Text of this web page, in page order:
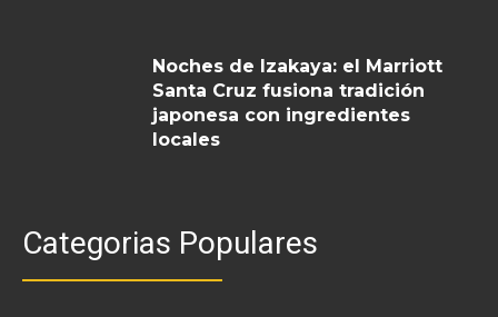
Noches de Izakaya: el Marriott
Santa Cruz fusiona tradición
japonesa con ingredientes
locales
Categorias Populares